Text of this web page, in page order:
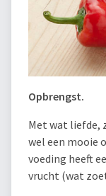
Opbrengst.
Met wat liefde,
wel een mooie
voeding heeft
vrucht (wat